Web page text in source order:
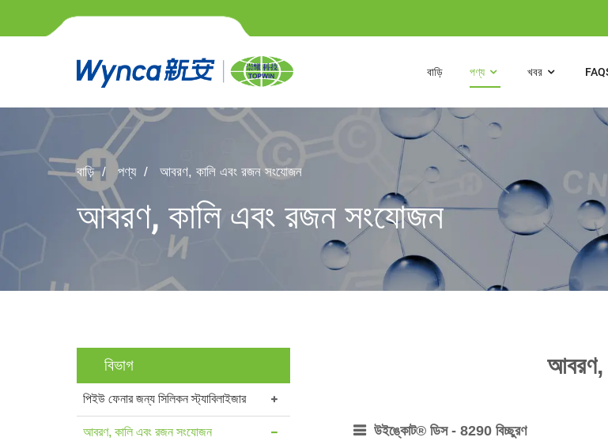
বাড়ি পণ্য খবর
বাড়ি পণ্য আবরণ, কালি এবং রজন সংযোজন
আবরণ, কালি এবং রজন সংযোজন
বিভাগ
পিইউ ফেনার জন্য সিলিকন স্ট্যাবিলাইজার
আবরণ, কালি এবং রজন সংযোজন
আবরণ,
উইঙ্কোট® ডিস - 8290 বিচ্ছুরণ